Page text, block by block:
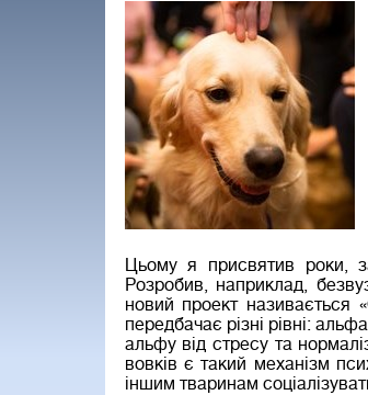
Цьому я присвятив роки,
Розробив, наприклад,
новий проект називається
передбачає різні рівні:
альфу від стресу та
вовків є такий механізм
іншим тваринам